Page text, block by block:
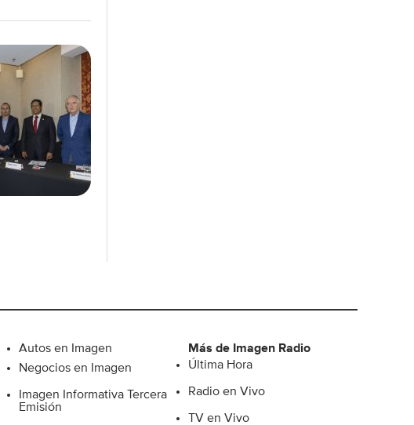
Autos en Imagen
Negocios en Imagen
Imagen Informativa Tercera
Emisión
Más de Imagen Radio
Última Hora
Radio en Vivo
TV en Vivo